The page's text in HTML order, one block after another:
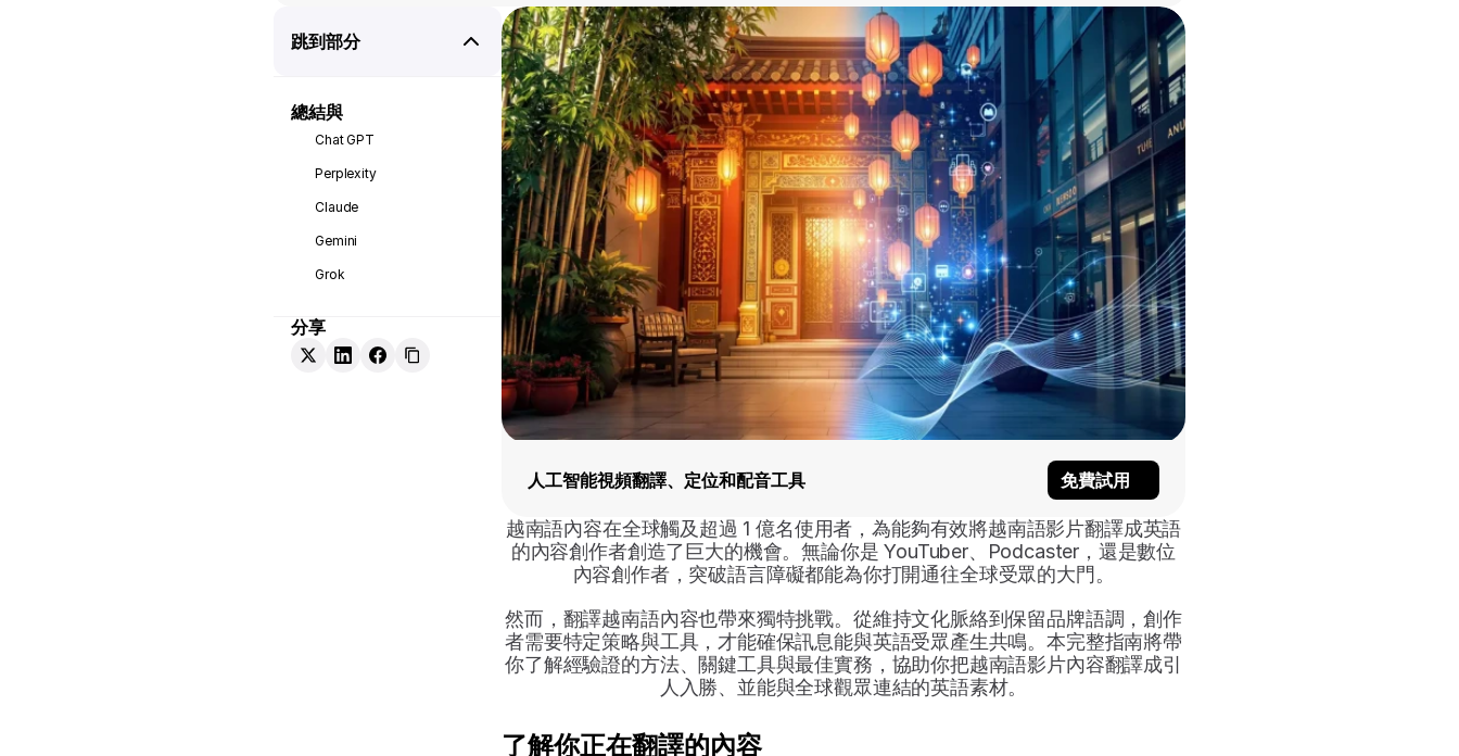
跳到部分
總結與
Chat GPT
Perplexity
Claude
Gemini
Grok
分享
人工智能視頻翻譯、定位和配音工具 免費試用
越南語內容在全球觸及超過 1 億名使用者，為能夠有效將越南語影片翻譯成英語
的內容創作者創造了巨大的機會。無論你是 YouTuber、Podcaster，還是數位
內容創作者，突破語言障礙都能為你打開通往全球受眾的大門。
然而，翻譯越南語內容也帶來獨特挑戰。從維持文化脈絡到保留品牌語調，創作
者需要特定策略與工具，才能確保訊息能與英語受眾產生共鳴。本完整指南將帶
你了解經驗證的方法、關鍵工具與最佳實務，協助你把越南語影片內容翻譯成引
人入勝、並能與全球觀眾連結的英語素材。
了解你正在翻譯的內容